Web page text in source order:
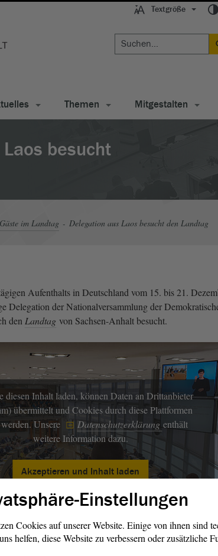
Textgröße
Themen Mitgestalten
besucht
Gäste im Landtag Delegation aus Laos besucht den Landtag
Aufenthalts in Deutschland vom 15. bis 21.
Delegation der Nationalversammlung der
den Landtag von Sachsen-Anhalt besucht.
diesen Inhalt laden, können Daten an Drittanbieter
übermittelt und Cookies durch diese Plattformen
werden. Unsere
Datenschutzerklärung enthält
weitere Information dazu.
Akzeptieren und Inhalt laden
sich vornehmlich um Mitglieder des Auswärtigen
Einstellungen
Cookies auf unserer Website. Einige von ihnen sind
helfen, diese Website zu verbessern oder zusätzliche